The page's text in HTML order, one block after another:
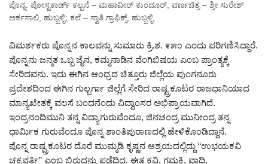
ಪೊನ್ನ: ಪೋಸ್ಟಕಾರ್ಡ್ ಕಲ್ಪನೆ – ಮಹಾವೀರ್ ಕುಂದೂರ್, ವರ್ಣಚಿತ್ರ – ಶ್ರೀ ಸುರೇಶ್
ಅರ್ಕಸಾಲಿ, ಹುಬ್ಬಳ್ಳಿ; ಕಲೆ – ಸ್ವಾತಿ ಗ್ರಾಫಿಕ್ಸ್, ಹುಬ್ಬಳ್ಳಿ.
ವಿಮರ್ಶಕರು ಪೊನ್ನನ ಕಾಲವನ್ನು ಸುಮಾರು ಕ್ರಿ.ಶ. ೯೫೦ ಎಂದು ಪರಿಗಣಿಸಿದ್ದಾರೆ.
ಪೊನ್ನನು ಜನ್ಮತ ಒಬ್ಬ ಜೈನ, ಕಮ್ಮನಾಡಿನ ವೆಂಗಿಬಿಷಯ ಎಂಬ ಪ್ರಾಂತ್ಯಕ್ಕೆ
ಸೇರಿದವನು. ಇದು ಈಗಿನ ಆಂಧ್ರದ ಚಿತ್ತೂರು ಜಿಲ್ಲೆಯ ಪುಂಗನೂರು
ಪ್ರದೇಶದಿಂದ ಈಗಿನ ಗುಲ್ಬರ್ಗಾ ಜಿಲ್ಲೆಗೆ ಸೇರಿದ ರಾಷ್ಟ್ರಕೂಟರ ರಾಜಧಾನಿಯಾದ
ಮಾನ್ಯಖೇತಕ್ಕೆ ವಲಸೆ ಬಂದನೆಂದು ವಿದ್ವಾಂಸರ ಅಭಿಪ್ರಾಯವಾಗಿದೆ.
ಇಂದ್ರನಂದಿಮುನಿ ತನ್ನ ವಿದ್ಯಾಗುರುವೆಂದೂ, ಜಿನಚಂದ್ರ ಮುನೀಂದ್ರ ತನ್ನ
ಧಾರ್ಮಿಕ ಗುರುವೆಂದೂ ಪೊನ್ನ ಶಾಂತಿಪುರಾಣದಲ್ಲಿ ಹೇಳಿಕೊಂಡಿದ್ದಾನೆ.
ಪೊನ್ನ ರಾಷ್ಟ್ರಕೂಟರ ದೊರೆ ಮುಮ್ಮಡಿ ಕೃಷ್ಣನ ಆಶ್ರಯದಲ್ಲಿದ್ದು “ಉಭಯಕವಿ
ಚಕ್ರವರ್ತಿ” ಎಂಬ ಬಿರುದನ್ನು ಪಡೆದಿದ್ದ. ಈತ ಕವಿ, ಗಮಕಿ, ವಾದಿ,